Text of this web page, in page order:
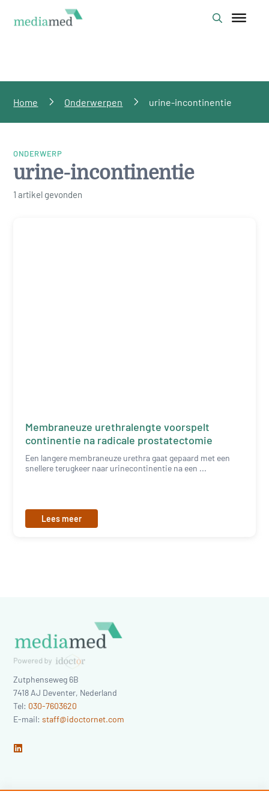
Home Onderwerpen urine-incontinentie
ONDERWERP
urine-incontinentie
1 artikel gevonden
Membraneuze urethralengte voorspelt
continentie na radicale prostatectomie
Een langere membraneuze urethra gaat gepaard met een
snellere terugkeer naar urinecontinentie na een ...
Lees meer
Zutphenseweg 6B
7418 AJ Deventer, Nederland
Tel: 030-7603620
E-mail:staff@idoctornet.com